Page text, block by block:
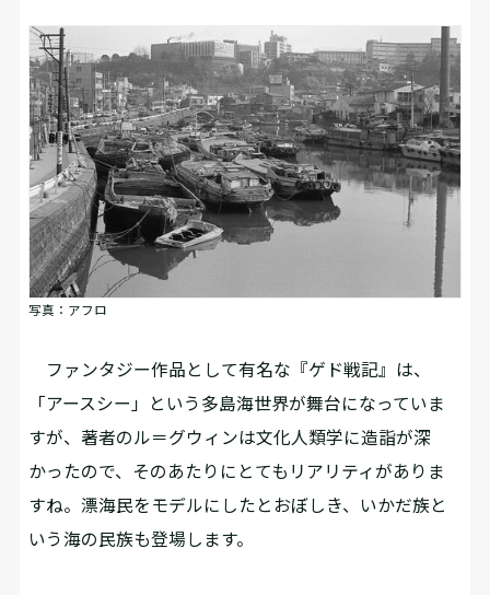
写真：アフロ
ファンタジー作品として有名な『ゲド戦記』は、
「アースシー」という多島海世界が舞台になっていま
すが、著者のル＝グウィンは文化人類学に造詣が深
かったので、そのあたりにとてもリアリティがありま
すね。漂海民をモデルにしたとおぼしき、いかだ族と
いう海の民族も登場します。